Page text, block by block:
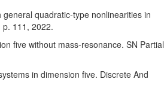
quadratic-type nonlinearities in
p. 111, 2022.
five without mass-resonance. SN Partial
in dimension five. Discrete And